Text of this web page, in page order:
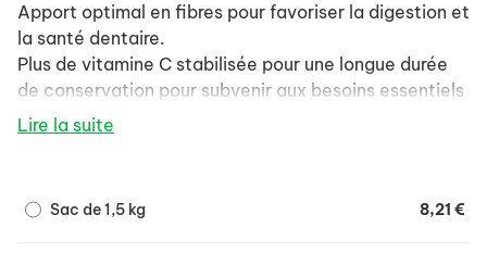
Apport optimal en fibres pour favoriser la digestion et
la santé dentaire.
Plus de vitamine C stabilisée pour une longue durée
de conservation pour subvenir aux besoins essentiels
journaliers du cochon d'inde.
Lire la suite
Sac de 1,5 kg 8,21 €